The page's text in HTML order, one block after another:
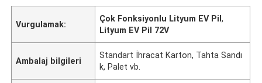
Vurgulamak:
Çok Fonksiyonlu Lityum EV Pil,
Lityum EV Pil 72V
Ambalaj bilgileri
Standart İhracat Karton, Tahta Sandı
k, Palet vb.